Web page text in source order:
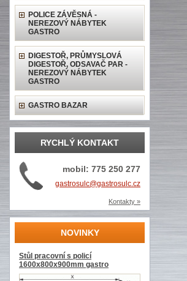
POLICE ZÁVĚSNÁ -
NEREZOVÝ NÁBYTEK
GASTRO
DIGESTOŘ, PRŮMYSLOVÁ
DIGESTOŘ, ODSAVAČ PAR -
NEREZOVÝ NÁBYTEK
GASTRO
GASTRO BAZAR
RYCHLÝ KONTAKT
mobil: 775 250 277
gastrosulc@gastrosulc.cz
Kontakty »
NOVINKY
Stůl pracovní s policí
1600x800x900mm gastro